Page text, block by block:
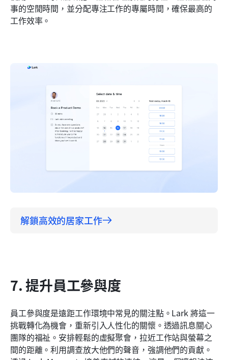
事的空閒時間，並分配專注工作的專屬時間，確保最高的
工作效率。
解鎖高效的居家工作
7. 提升員工參與度
員工參與度是遠距工作環境中常見的關注點。Lark 將這一
挑戰轉化為機會，重新引入人性化的關懷。透過訊息關心
團隊的福祉。安排輕鬆的虛擬聚會，拉近工作站與螢幕之
間的距離。利用調查放大他們的聲音，強調他們的貢獻。